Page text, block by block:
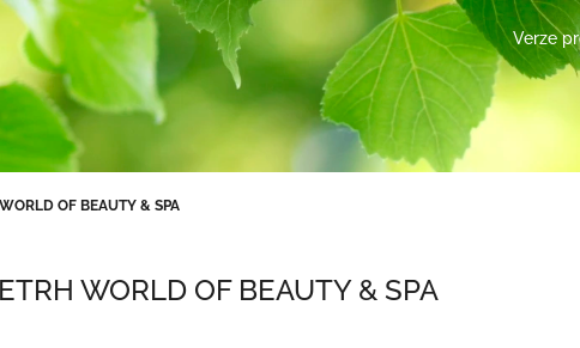
Verze
OF BEAUTY & SPA
WORLD OF BEAUTY & SPA